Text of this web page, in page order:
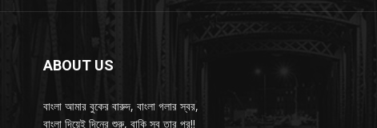
ABOUT US
বাংলা আমার বুকের বারুদ, বাংলা গলার স্বর,
বাংলা দিয়েই দিনের শুরু, বাকি সব তার পর!!